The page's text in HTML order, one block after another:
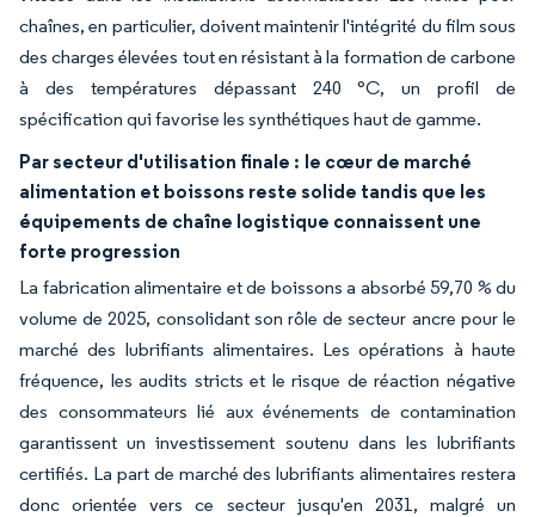
chaînes, en particulier, doivent maintenir l'intégrité du film sous
des charges élevées tout en résistant à la formation de carbone
à des températures dépassant 240 °C, un profil de
spécification qui favorise les synthétiques haut de gamme.
Par secteur d'utilisation finale : le cœur de marché
alimentation et boissons reste solide tandis que les
équipements de chaîne logistique connaissent une
forte progression
La fabrication alimentaire et de boissons a absorbé 59,70 % du
volume de 2025, consolidant son rôle de secteur ancre pour le
marché des lubrifiants alimentaires. Les opérations à haute
fréquence, les audits stricts et le risque de réaction négative
des consommateurs lié aux événements de contamination
garantissent un investissement soutenu dans les lubrifiants
certifiés. La part de marché des lubrifiants alimentaires restera
donc orientée vers ce secteur jusqu'en 2031, malgré un